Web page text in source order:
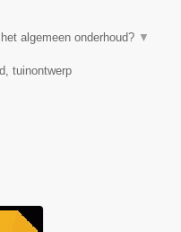
algemeen onderhoud? ▼
tuinontwerp